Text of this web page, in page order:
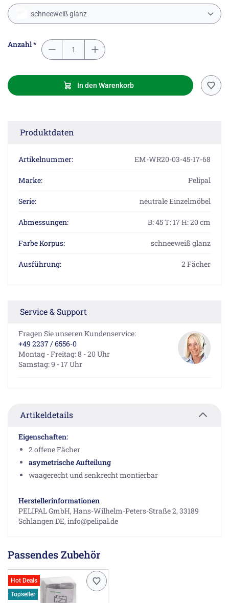
schneeweiß glanz
Anzahl *
In den Warenkorb
Produktdaten
Artikelnummer: EM-WR20-03-45-17-68
Marke: Pelipal
Serie: neutrale Einzelmöbel
Abmessungen: B: 45 T: 17 H: 20 cm
Farbe Korpus: schneeweiß glanz
Ausführung: 2 Fächer
Service & Support
Fragen Sie unseren Kundenservice:
+49 2237 / 6556-0
Montag - Freitag: 8 - 20 Uhr
Samstag: 9 - 17 Uhr
Artikeldetails
Eigenschaften:
2 offene Fächer
asymetrische Aufteilung
waagerecht und senkrecht montierbar
Herstellerinformationen
PELIPAL GmbH, Hans-Wilhelm-Peters-Straße 2, 33189
Schlangen DE, info@pelipal.de
Passendes Zubehör
Hot Deals
Topseller